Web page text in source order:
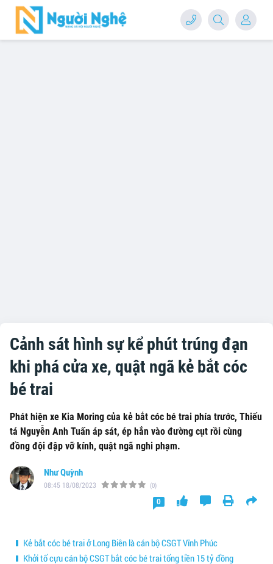
Cảnh sát hình sự kể phút trúng đạn
khi phá cửa xe, quật ngã kẻ bắt cóc
bé trai
Phát hiện xe Kia Moring của kẻ bắt cóc bé trai phía trước, Thiếu
tá Nguyễn Anh Tuấn áp sát, ép hắn vào đường cụt rồi cùng
đồng đội đập vỡ kính, quật ngã nghi phạm.
Như Quỳnh
08:45 18/08/2023 (0)
0
Kẻ bắt cóc bé trai ở Long Biên là cán bộ CSGT Vĩnh Phúc
Khởi tố cựu cán bộ CSGT bắt cóc bé trai tống tiền 15 tỷ đồng